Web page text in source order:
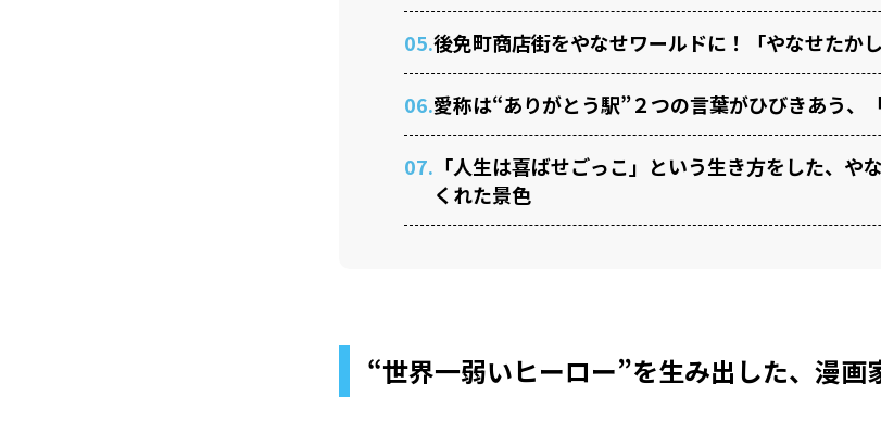
05.後免町商店街をやなせワールドに！「やなせたかし
06.愛称は“ありがとう駅”２つの言葉がひびきあう、
07. 「人生は喜ばせごっこ」という生き方をした、や
くれた景色
“世界一弱いヒーロー”を生み出した、漫画